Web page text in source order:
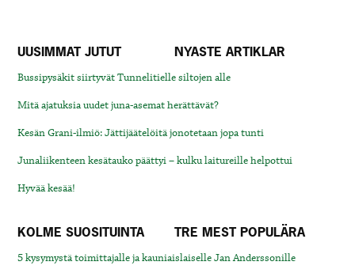
UUSIMMAT JUTUT NYASTE ARTIKLAR
Bussipysäkit siirtyvät Tunnelitielle siltojen alle
Mitä ajatuksia uudet juna-asemat herättävät?
Kesän Grani-ilmiö: Jättijäätelöitä jonotetaan jopa tunti
Junaliikenteen kesätauko päättyi – kulku laitureille helpottui
Hyvää kesää!
KOLME SUOSITUINTA TRE MEST POPULÄRA
5 kysymystä toimittajalle ja kauniaislaiselle Jan Anderssonille